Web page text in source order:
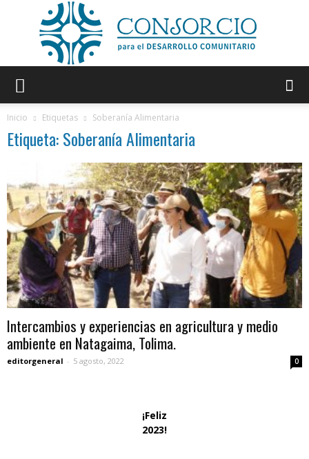
Inicio Etiquetas Soberanía Alimentaria
Etiqueta: Soberanía Alimentaria
Intercambios y experiencias en agricultura y medio
ambiente en Natagaima, Tolima.
editorgeneral - 5 agosto, 2022 0
¡Feliz
2023!